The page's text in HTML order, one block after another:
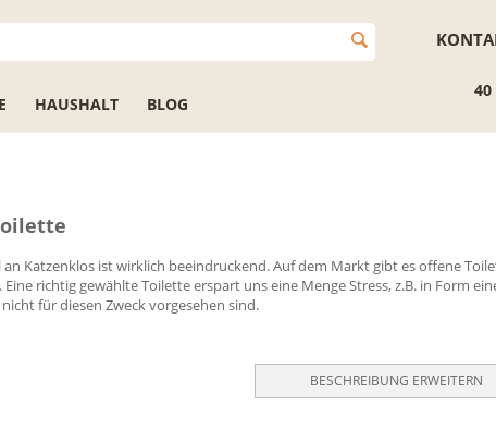
HAUSHALT BLOG
40
an Katzenklos ist wirklich beeindruckend. Auf dem Markt gibt es offene
Eine richtig gewählte Toilette erspart uns eine Menge Stress, z.B. in Form
für diesen Zweck vorgesehen sind.
BESCHREIBUNG ERWEITERN